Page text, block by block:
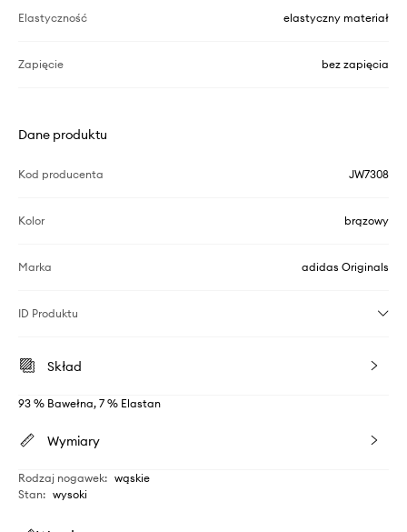
Elastyczność elastyczny materiał
Zapięcie bez zapięcia
Dane produktu
Kod producenta JW7308
Kolor brązowy
Marka adidas Originals
ID Produktu
Skład
93 % Bawełna, 7 % Elastan
Wymiary
Rodzaj nogawek: wąskie
Stan: wysoki